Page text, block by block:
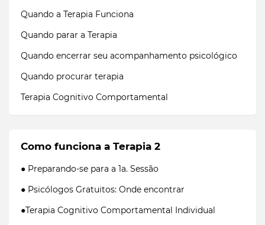
Quando a Terapia Funciona
Quando parar a Terapia
Quando encerrar seu acompanhamento psicológico
Quando procurar terapia
Terapia Cognitivo Comportamental
Como funciona a Terapia 2
● Preparando-se para a 1a. Sessão
● Psicólogos Gratuitos: Onde encontrar
●Terapia Cognitivo Comportamental Individual